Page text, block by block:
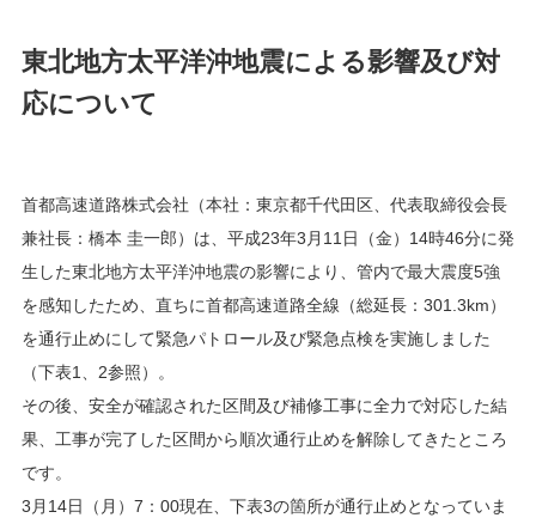
東北地方太平洋沖地震による影響及び対
応について
首都高速道路株式会社（本社：東京都千代田区、代表取締役会長
兼社長：橋本 圭一郎）は、平成23年3月11日（金）14時46分に発
生した東北地方太平洋沖地震の影響により、管内で最大震度5強
を感知したため、直ちに首都高速道路全線（総延長：301.3km）
を通行止めにして緊急パトロール及び緊急点検を実施しました
（下表1、2参照）。
その後、安全が確認された区間及び補修工事に全力で対応した結
果、工事が完了した区間から順次通行止めを解除してきたところ
です。
3月14日（月）7：00現在、下表3の箇所が通行止めとなっていま